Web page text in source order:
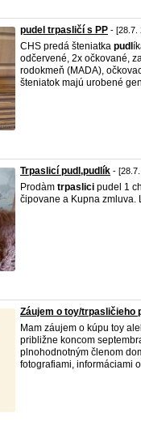
pudel trpasličí s PP - [28.7.
CHS predá šteniatka pudl
odčervené, 2x očkované,
rodokmeň (MADA),
šteniatok majú urobené
Trpaslicí pudl,pudlík -
Prodàm trpaslici pudel 1
čipovane a Kupna zmluva.
Záujem o toy/trpasličieho
Mam záujem o kúpu toy
približne koncom
plnohodnotným členom
fotografiami, informáciami